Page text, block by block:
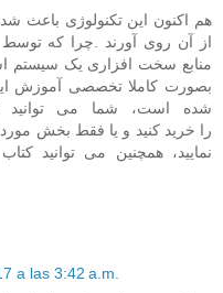
هم اکنون این تکنولوژی باعث
از آن روی آورند .چرا که توسط
منابع سخت افزاری یک سیستم
شده است، شما می
نمایید، همچنین می توانید
a las 3:42 a.m.